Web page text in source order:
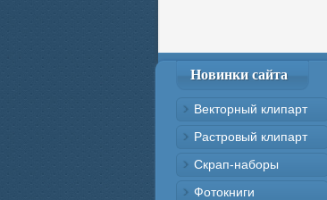
Новинки сайта
Векторный клипарт
Растровый клипарт
Скрап-наборы
Фотокниги